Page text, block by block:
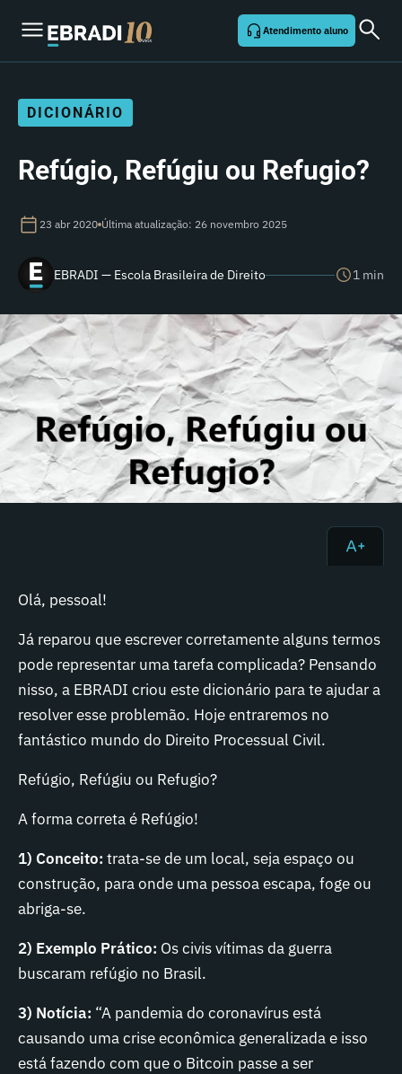
Atendimento aluno
DICIONÁRIO
Refúgio, Refúgiu ou Refugio?
23 abr 2020 Última atualização: 26 novembro 2025
EBRADI — Escola Brasileira de Direito 1 min
Olá, pessoal!
Já reparou que escrever corretamente alguns termos
pode representar uma tarefa complicada? Pensando
nisso, a EBRADI criou este dicionário para te ajudar a
resolver esse problemão. Hoje entraremos no
fantástico mundo do Direito Processual Civil.
Refúgio, Refúgiu ou Refugio?
A forma correta é Refúgio!
1) Conceito: trata-se de um local, seja espaço ou
construção, para onde uma pessoa escapa, foge ou
abriga-se.
2) Exemplo Prático: Os civis vítimas da guerra
buscaram refúgio no Brasil.
3) Notícia: “A pandemia do coronavírus está
causando uma crise econômica generalizada e isso
está fazendo com que o Bitcoin passe a ser